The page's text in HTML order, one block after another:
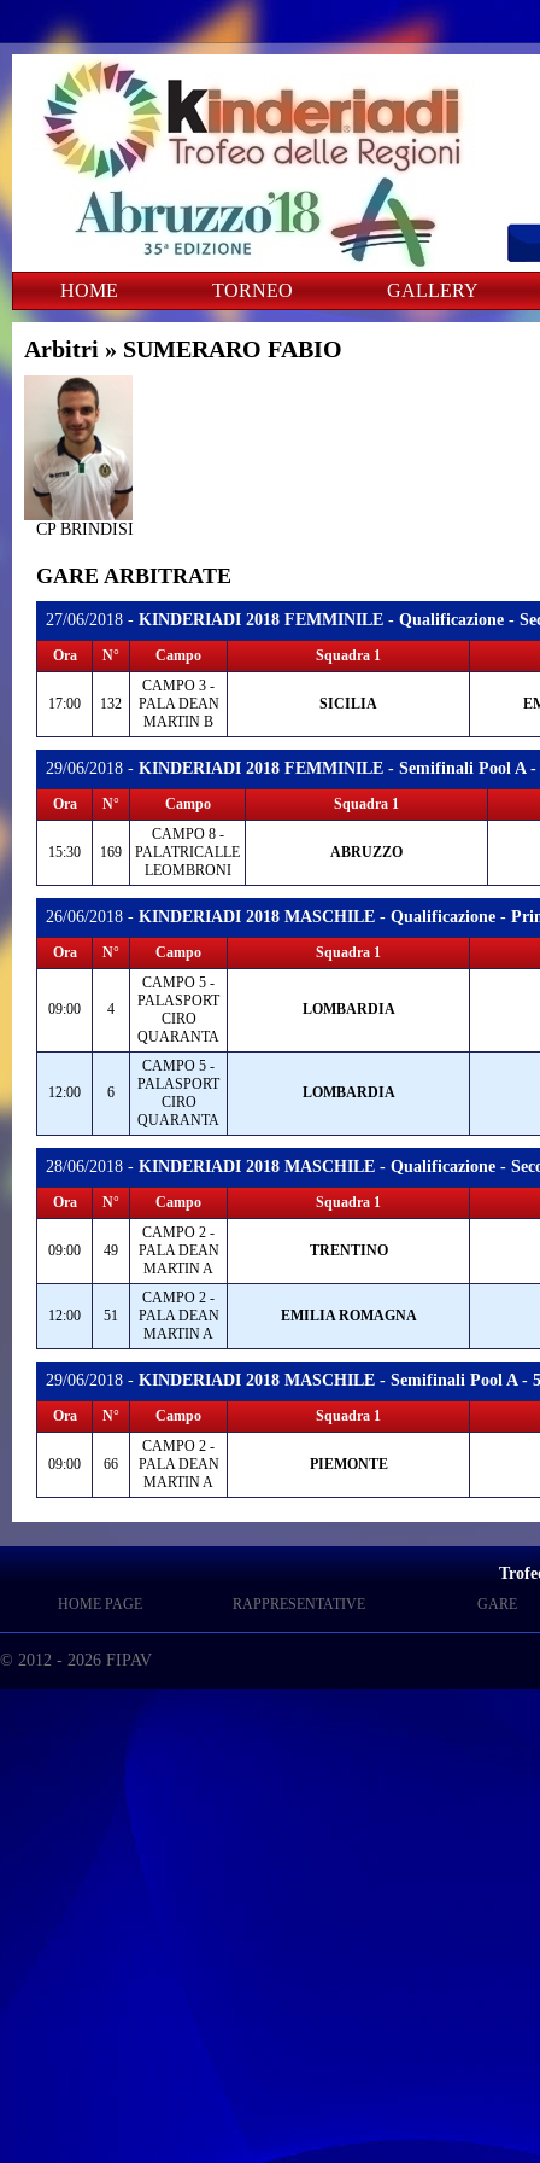
HOME TORNEO GALLERY
Arbitri » SUMERARO FABIO
CP BRINDISI
GARE ARBITRATE
27/06/2018 - KINDERIADI 2018 FEMMINILE - Qualificazione -
Ora N° Campo Squadra 1
17:00 132
CAMPO 3 -
PALA DEAN
MARTIN B
SICILIA
29/06/2018 - KINDERIADI 2018 FEMMINILE - Semifinali Pool A -
Ora N° Campo Squadra 1
15:30 169
CAMPO 8 -
PALATRICALLE
LEOMBRONI
ABRUZZO
26/06/2018 - KINDERIADI 2018 MASCHILE - Qualificazione -
Ora N° Campo Squadra 1
09:00 4
CAMPO 5 -
PALASPORT
CIRO
QUARANTA
LOMBARDIA
12:00 6
CAMPO 5 -
PALASPORT
CIRO
QUARANTA
LOMBARDIA
28/06/2018 - KINDERIADI 2018 MASCHILE - Qualificazione -
Ora N° Campo Squadra 1
09:00 49
CAMPO 2 -
PALA DEAN
MARTIN A
TRENTINO
12:00 51
CAMPO 2 -
PALA DEAN
MARTIN A
EMILIA ROMAGNA
29/06/2018 - KINDERIADI 2018 MASCHILE - Semifinali Pool A -
Ora N° Campo Squadra 1
09:00 66
CAMPO 2 -
PALA DEAN
MARTIN A
PIEMONTE
HOME PAGE RAPPRESENTATIVE GARE
© 2012 - 2026 FIPAV